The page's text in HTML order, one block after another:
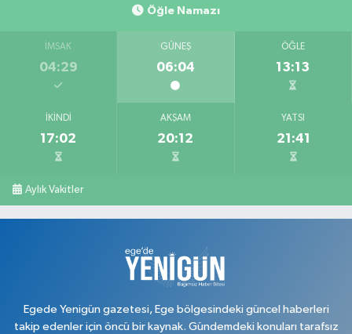
Yol Tarifi Al
Cumhuriyet Mahallesi, Uğur Mumcu Caddesi No:134 A Merkez Uşak
Serkan Eczanesi
Kurtuluş Mahallesi, Hakkı Yağcı Caddesi No:7 B Merkez Uşak
Yol Tarifi Al
Öğle Namazı
İMSAK
04:29
GÜNEŞ
06:04
ÖĞLE
13:13
İKINDI
17:02
AKŞAM
20:12
YATSI
21:41
Aylık Vakitler
Egede Yenigün gazetesi, Ege bölgesindeki güncel haberleri
takip edenler için öncü bir kaynak. Gündemdeki konuları tarafsız